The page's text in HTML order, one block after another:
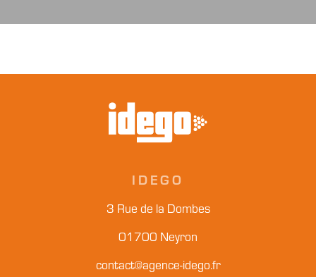
IDEGO
3 Rue de la Dombes
01700 Neyron
contact@agence-idego.fr